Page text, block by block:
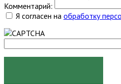
Комментарий:
Я согласен на обработку